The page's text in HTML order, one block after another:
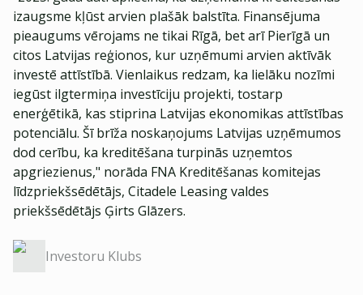
izaugsme kļūst arvien plašāk balstīta. Finansējuma
pieaugums vērojams ne tikai Rīgā, bet arī Pierīgā un
citos Latvijas reģionos, kur uzņēmumi arvien aktīvāk
investē attīstībā. Vienlaikus redzam, ka lielāku nozīmi
iegūst ilgtermiņa investīciju projekti, tostarp
enerģētikā, kas stiprina Latvijas ekonomikas attīstības
potenciālu. Šī brīža noskaņojums Latvijas uzņēmumos
dod cerību, ka kreditēšana turpinās uzņemtos
apgriezienus," norāda FNA Kreditēšanas komitejas
līdzpriekšsēdētājs, Citadele Leasing valdes
priekšsēdētājs Ģirts Glāzers.
Investoru Klubs